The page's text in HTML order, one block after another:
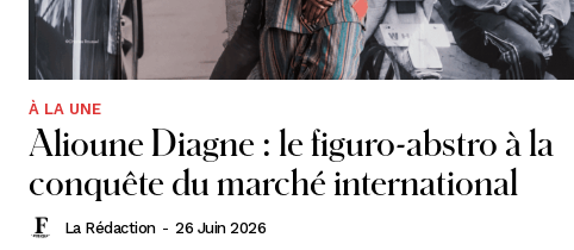
À LA UNE
Alioune Diagne : le figuro-abstro à la
conquête du marché international
La Rédaction - 26 Juin 2026